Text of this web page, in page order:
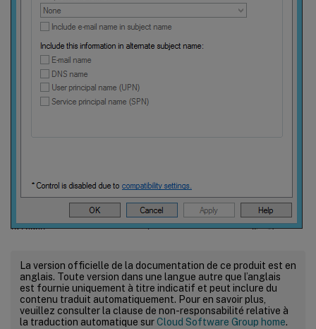
La version officielle de la documentation de ce produit est en
anglais. Toute version dans une langue autre que l’anglais
est fournie uniquement à titre indicatif et peut inclure du
contenu traduit automatiquement. Pour en savoir plus,
veuillez consulter la clause de non-responsabilité relative à
la traduction automatique surCloud Software Group home.